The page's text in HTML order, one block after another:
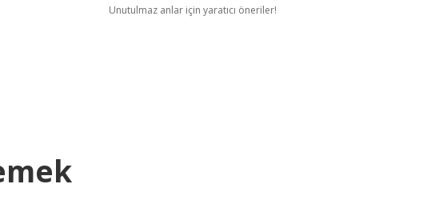
Unutulmaz anlar için yaratıcı öneriler!